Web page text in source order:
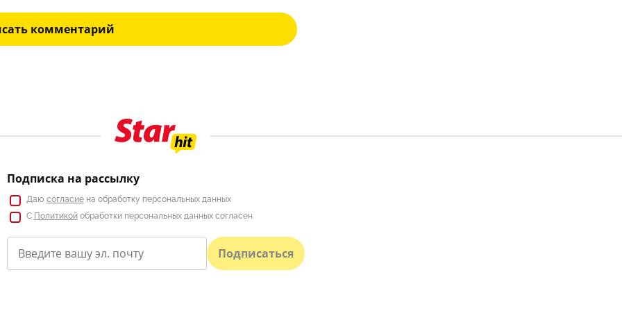
комментарий
Подписка на рассылку
Даю согласиена обработку персональных данных
С Политикойобработки персональных данных согласен
Подписаться